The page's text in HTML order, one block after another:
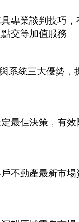
專業談判技巧，
交等加值服務
系統三大優勢，
最佳決策，有效
不動產最新市場